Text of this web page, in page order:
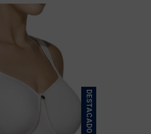
DESTACADO